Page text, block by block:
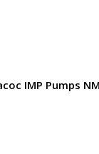
IMP Pumps